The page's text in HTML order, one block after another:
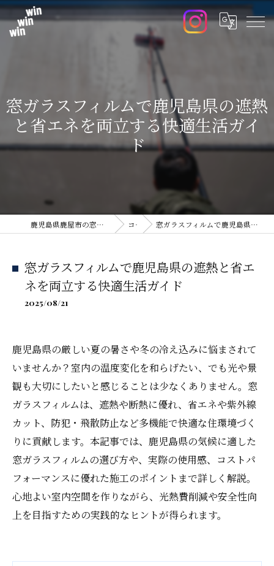
窓ガラスフィルムで鹿児島県の遮熱
と省エネを両立する快適生活ガイ
ド
鹿児島県鹿屋市の窓ガラスフィルムならwin win win コラム 窓ガラスフィルムで鹿児島県の遮熱と省エネを両立する快適生活ガイド
窓ガラスフィルムで鹿児島県の遮熱と省エ
ネを両立する快適生活ガイド
2025/08/21
鹿児島県の厳しい夏の暑さや冬の冷え込みに悩まされて
いませんか？室内の温度変化を和らげたい、でも光や景
観も大切にしたいと感じることは少なくありません。窓
ガラスフィルムは、遮熱や断熱に優れ、省エネや紫外線
カット、防犯・飛散防止など多機能で快適な住環境づく
りに貢献します。本記事では、鹿児島県の気候に適した
窓ガラスフィルムの選び方や、実際の使用感、コストパ
フォーマンスに優れた施工のポイントまで詳しく解説。
心地よい室内空間を作りながら、光熱費削減や安全性向
上を目指すための実践的なヒントが得られます。